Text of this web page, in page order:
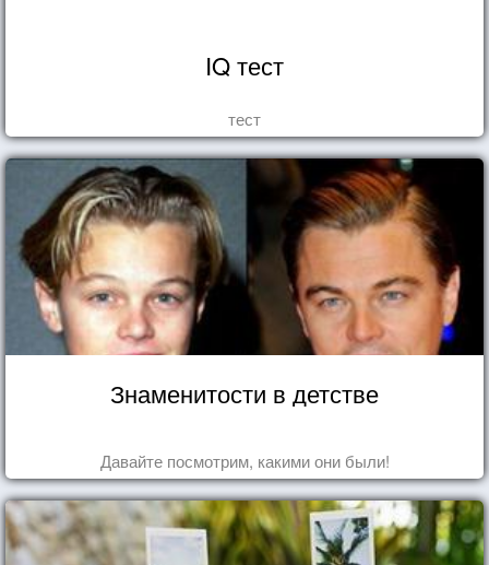
IQ тест
тест
Знаменитости в детстве
Давайте посмотрим, какими они были!